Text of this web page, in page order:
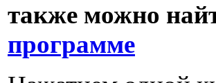
также можно
программе